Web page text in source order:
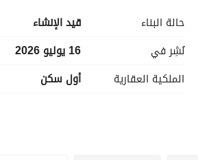
حالة البناء
قيد الإنشاء
نُشِر في
16 يوليو 2026
الملكية العقارية
أول سكن